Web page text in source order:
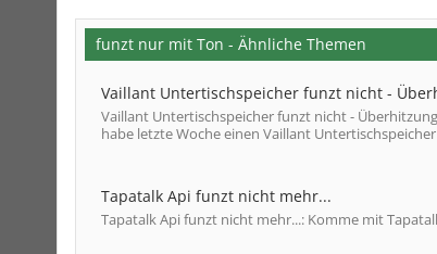
funzt nur mit Ton - Ähnliche Themen
Vaillant Untertischspeicher funzt nicht -
Vaillant Untertischspeicher funzt nicht -
habe letzte Woche einen Vaillant
Tapatalk Api funzt nicht mehr...
Tapatalk Api funzt nicht mehr...: Komme mit